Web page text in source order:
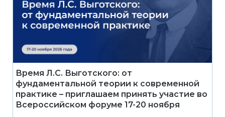
Время Л.С. Выготского: от
фундаментальной теории к современной
практике – приглашаем принять участие во
Всероссийском форуме 17-20 ноября